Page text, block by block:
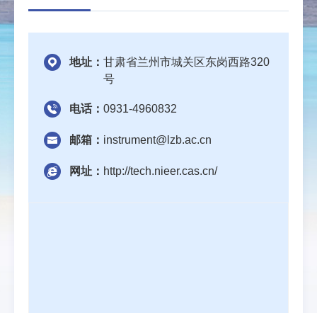
地址： 甘肃省兰州市城关区东岗西路320
号
电话： 0931-4960832
邮箱： instrument@lzb.ac.cn
网址： http://tech.nieer.cas.cn/